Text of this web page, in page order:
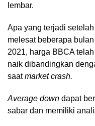
lembar.
Apa yang terjadi
melesat beberapa
2021, harga BBCA
naik dibandingkan
saatmarket crash.
Average down dapat
sabar dan memiliki